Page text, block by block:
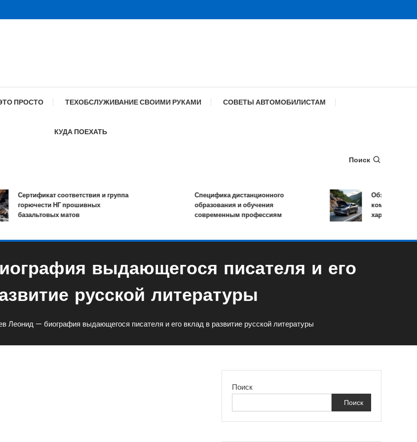
ПРОСТО ТЕХОБСЛУЖИВАНИЕ СВОИМИ РУКАМИ СОВЕТЫ АВТОМОБИЛИСТАМ
КУДА ПОЕХАТЬ
Поиск
Сертификат соответствия и группа
горючести НГ прошивных
базальтовых матов
Специфика дистанционного
образования и обучения
современным профессиям
Обзор TANK 500:
комплектации и
характеристики
выдающегося писателя и его
русской литературы
Леонид — биография выдающегося писателя и его вклад в развитие русской литературы
Поиск
Поиск